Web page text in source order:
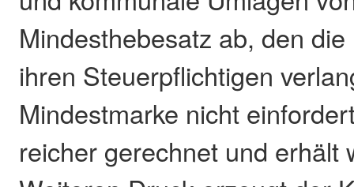
Mindesthebesatz ab, den
ihren Steuerpflichtigen
Mindestmarke nicht
reicher gerechnet und erhält